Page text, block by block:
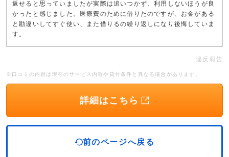
返せると思っていましたが実際は追いつかず、利用しないほうが良
かったと感じました。医療費のために借りたのですが、お金がある
と勘違いしてすぐ使い、また借りるの繰り返しになり後悔していま
す。
違反報告
※口コミの内容は現在のサービス内容や貸付条件と異なる場合があります。
詳細はこちら
前のページへ戻る